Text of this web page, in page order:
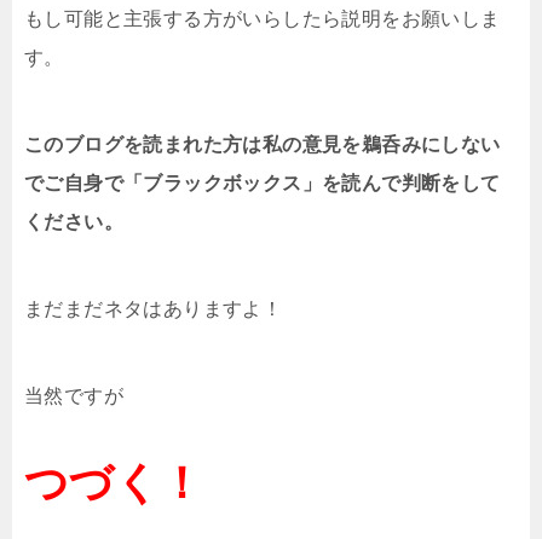
もし可能と主張する方がいらしたら説明をお願いしま
す。
このブログを読まれた方は私の意見を鵜呑みにしない
でご自身で「ブラックボックス」を読んで判断をして
ください。
まだまだネタはありますよ！
当然ですが
つづく！